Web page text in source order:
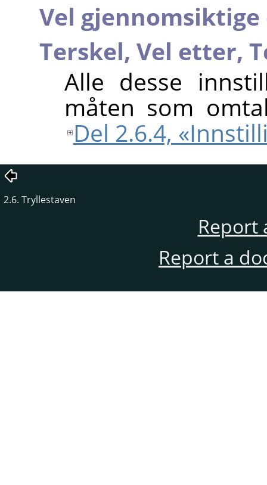
Vel
Terskel, Vel etter,
Alle desse
måten som
Del 2.6.4,
2.6. Tryllestaven
Report
Report a